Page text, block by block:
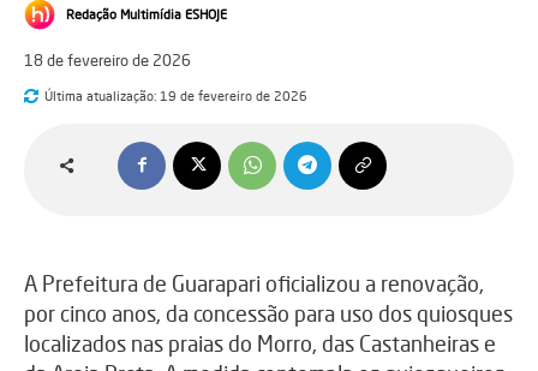
Redação Multimídia ESHOJE
18 de fevereiro de 2026
Última atualização: 19 de fevereiro de 2026
A Prefeitura de Guarapari oficializou a renovação,
por cinco anos, da concessão para uso dos quiosques
localizados nas praias do Morro, das Castanheiras e